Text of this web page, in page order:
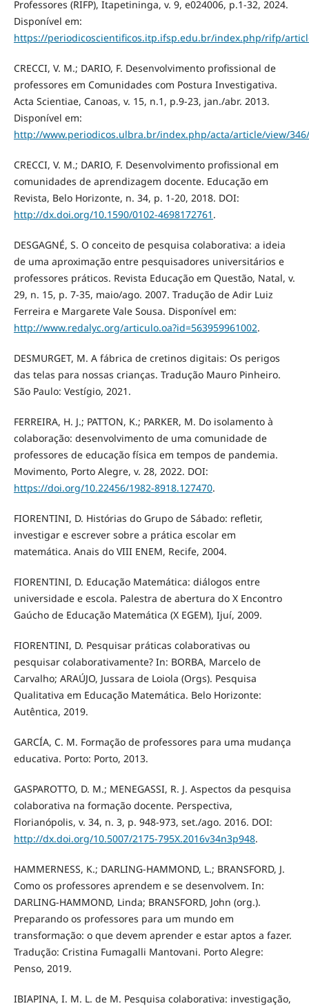
Professores (RIFP), Itapetininga, v. 9, e024006, p.1-32, 2024.
Disponível em:
https://periodicoscientificos.itp.ifsp.edu.br/index.php/rifp/
CRECCI, V. M.; DARIO, F. Desenvolvimento profissional de
professores em Comunidades com Postura Investigativa.
Acta Scientiae, Canoas, v. 15, n.1, p.9-23, jan./abr. 2013.
Disponível em:
http://www.periodicos.ulbra.br/index.php/acta/article/view/
CRECCI, V. M.; DARIO, F. Desenvolvimento profissional em
comunidades de aprendizagem docente. Educação em
Revista, Belo Horizonte, n. 34, p. 1-20, 2018. DOI:
http://dx.doi.org/10.1590/0102-4698172761 .
DESGAGNÉ, S. O conceito de pesquisa colaborativa: a ideia
de uma aproximação entre pesquisadores universitários e
professores práticos. Revista Educação em Questão, Natal, v.
29, n. 15, p. 7-35, maio/ago. 2007. Tradução de Adir Luiz
Ferreira e Margarete Vale Sousa. Disponível em:
http://www.redalyc.org/articulo.oa?id=563959961002.
DESMURGET, M. A fábrica de cretinos digitais: Os perigos
das telas para nossas crianças. Tradução Mauro Pinheiro.
São Paulo: Vestígio, 2021.
FERREIRA, H. J.; PATTON, K.; PARKER, M. Do isolamento à
colaboração: desenvolvimento de uma comunidade de
professores de educação física em tempos de pandemia.
Movimento, Porto Alegre, v. 28, 2022. DOI:
https://doi.org/10.22456/1982-8918.127470.
FIORENTINI, D. Histórias do Grupo de Sábado: refletir,
investigar e escrever sobre a prática escolar em
matemática. Anais do VIII ENEM, Recife, 2004.
FIORENTINI, D. Educação Matemática: diálogos entre
universidade e escola. Palestra de abertura do X Encontro
Gaúcho de Educação Matemática (X EGEM), Ijuí, 2009.
FIORENTINI, D. Pesquisar práticas colaborativas ou
pesquisar colaborativamente? In: BORBA, Marcelo de
Carvalho; ARAÚJO, Jussara de Loiola (Orgs). Pesquisa
Qualitativa em Educação Matemática. Belo Horizonte:
Autêntica, 2019.
GARCÍA, C. M. Formação de professores para uma mudança
educativa. Porto: Porto, 2013.
GASPAROTTO, D. M.; MENEGASSI, R. J. Aspectos da pesquisa
colaborativa na formação docente. Perspectiva,
Florianópolis, v. 34, n. 3, p. 948-973, set./ago. 2016. DOI:
http://dx.doi.org/10.5007/2175-795X.2016v34n3p948.
HAMMERNESS, K.; DARLING-HAMMOND, L.; BRANSFORD, J.
Como os professores aprendem e se desenvolvem. In:
DARLING-HAMMOND, Linda; BRANSFORD, John (org.).
Preparando os professores para um mundo em
transformação: o que devem aprender e estar aptos a fazer.
Tradução: Cristina Fumagalli Mantovani. Porto Alegre:
Penso, 2019.
IBIAPINA, I. M. L. de M. Pesquisa colaborativa: investigação,